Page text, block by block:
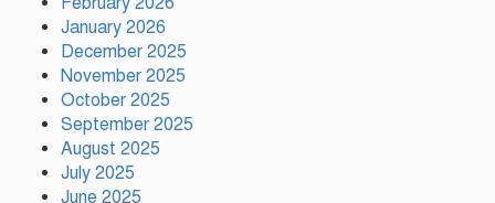
January 2026
December 2025
November 2025
October 2025
September 2025
August 2025
July 2025
June 2025